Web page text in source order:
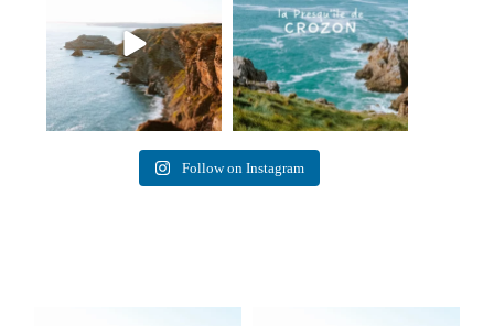
240 10 118 75
Follow on Instagram